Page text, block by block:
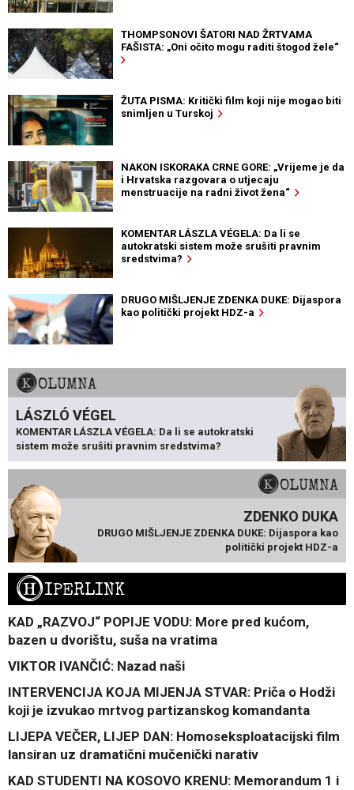
THOMPSONOVI ŠATORI NAD ŽRTVAMA
FAŠISTA: „Oni očito mogu raditi štogod žele“
ŽUTA PISMA: Kritički film koji nije mogao biti
snimljen u Turskoj
NAKON ISKORAKA CRNE GORE: „Vrijeme je da
i Hrvatska razgovara o utjecaju
menstruacije na radni život žena“
KOMENTAR LÁSZLA VÉGELA: Da li se
autokratski sistem može srušiti pravnim
sredstvima?
DRUGO MIŠLJENJE ZDENKA DUKE: Dijaspora
kao politički projekt HDZ-a
KOLUMNA
LÁSZLÓ VÉGEL
KOMENTAR LÁSZLA VÉGELA: Da li se autokratski
sistem može srušiti pravnim sredstvima?
KOLUMNA
ZDENKO DUKA
DRUGO MIŠLJENJE ZDENKA DUKE: Dijaspora kao
politički projekt HDZ-a
HIPERLINK
KAD „RAZVOJ“ POPIJE VODU: More pred kućom,
bazen u dvorištu, suša na vratima
VIKTOR IVANČIĆ: Nazad naši
INTERVENCIJA KOJA MIJENJA STVAR: Priča o Hodži
koji je izvukao mrtvog partizanskog komandanta
LIJEPA VEČER, LIJEP DAN: Homoseksploatacijski film
lansiran uz dramatični mučenički narativ
KAD STUDENTI NA KOSOVO KRENU: Memorandum 1 i